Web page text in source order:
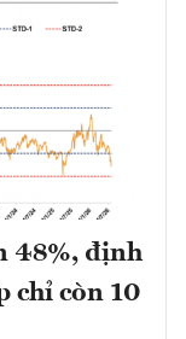
48%, định
chỉ còn 10